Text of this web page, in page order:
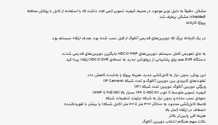
مشکل: دقیقاً به دلیل نویز موجود در محیط، کیفیت تصویر کمی افت داشت که با استفاده از کابل با روکش محافظ
(shielded) مشکل برطرف شد.
پروژه کارخانه
در یک کارخانه بزرگ که دوربین‌های قدیمی آنالوگ از قبل نصب شده بود، هدف ارتقاء سیستم بود.
به جای تعویض کامل سیستم، دوربین‌های HDCVI 4MP جایگزین دوربین‌های قدیمی شدند.
دستگاه DVR هم برای پشتیبانی از رزولوشن جدید به نسخه‌ی HDCVI DVR ارتقاء پیدا کرد.
این روش، بدون نیاز به کابل‌کشی جدید، هزینه پروژه را به‌شدت کاهش داد.
تفاوت‌های کاربردی بین دوربین آنالوگ و تحت شبکه (IP Camera)
ویژگی دوربین آنالوگ دوربین تحت شبکه (IP)
کیفیت تصویر متوسط تا خوب (HDCVI تا 4K) بسیار بالا (Full HD تا 12MP)
نحوه‌ی نصب ساده و بدون نیاز به شبکه نیازمند تنظیمات شبکه
فاصله کابل‌کشی محدود به حداکثر 300 متر تا 100 متر (کابل شبکه) یا بیشتر با تقویت‌کننده
انعطاف در ارتقاء کمتر بالا
هزینه کلی پایین‌تر بالاتر
نکات مهم هنگام انتخاب دوربین آنالوگ